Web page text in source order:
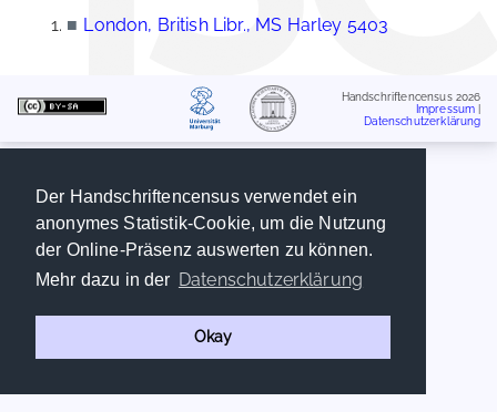
Der Handschriftencensus verwendet ein
anonymes Statistik-Cookie, um die Nutzung
der Online-Präsenz auswerten zu können.
Mehr dazu in der Datenschutzerklärung
Okay
■ London, British Libr., MS Harley 5403
Handschriftencensus 2026
Impressum
Datenschutzerklärung